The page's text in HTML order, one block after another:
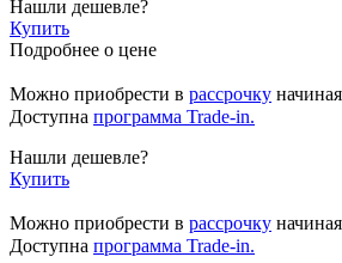
Нашли дешевле?
Купить
Подробнее о цене
Можно приобрести в рассрочку начиная
Доступна программа Trade-in.
Нашли дешевле?
Купить
Можно приобрести в рассрочку
Доступна программа Trade-in.